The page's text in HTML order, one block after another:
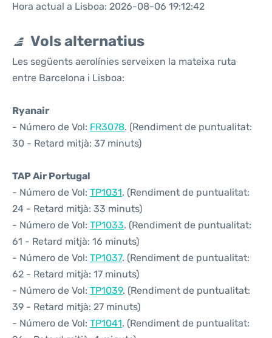
Hora actual a Lisboa: 2026-08-06 19:12:42
Vols alternatius
Les següents aerolínies serveixen la mateixa ruta
entre Barcelona i Lisboa:
Ryanair
- Número de Vol: FR3078. (Rendiment de puntualitat:
30 - Retard mitjà: 37 minuts)
TAP Air Portugal
- Número de Vol: TP1031. (Rendiment de puntualitat:
24 - Retard mitjà: 33 minuts)
- Número de Vol: TP1033. (Rendiment de puntualitat:
61 - Retard mitjà: 16 minuts)
- Número de Vol: TP1037. (Rendiment de puntualitat:
62 - Retard mitjà: 17 minuts)
- Número de Vol: TP1039. (Rendiment de puntualitat:
39 - Retard mitjà: 27 minuts)
- Número de Vol: TP1041. (Rendiment de puntualitat: